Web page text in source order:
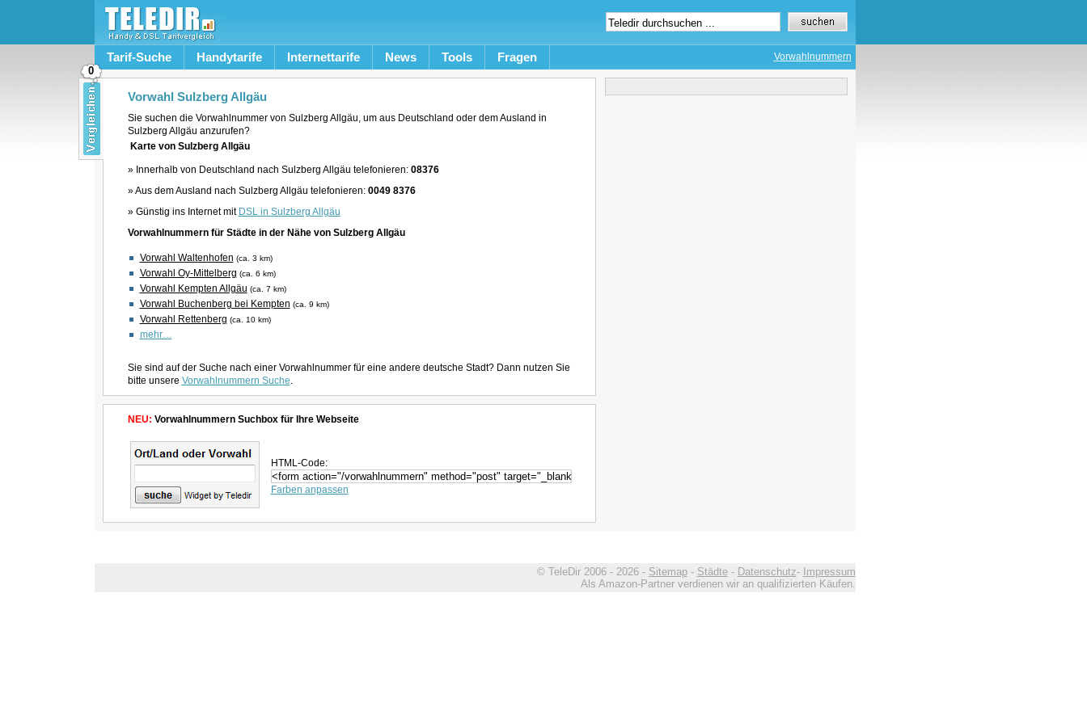
Tarif-Suche Handytarife Internettarife News Tools Fragen Vorwahlnummern
Vorwahl Sulzberg Allgäu
Sie suchen die Vorwahlnummer von Sulzberg Allgäu, um aus Deutschland oder dem Ausland in
Sulzberg Allgäu anzurufen?
Karte von Sulzberg Allgäu
» Innerhalb von Deutschland nach Sulzberg Allgäu telefonieren: 08376
» Aus dem Ausland nach Sulzberg Allgäu telefonieren: 0049 8376
» Günstig ins Internet mit DSL in Sulzberg Allgäu
Vorwahlnummern für Städte in der Nähe von Sulzberg Allgäu
Vorwahl Waltenhofen (ca. 3 km)
Vorwahl Oy-Mittelberg (ca. 6 km)
Vorwahl Kempten Allgäu (ca. 7 km)
Vorwahl Buchenberg bei Kempten (ca. 9 km)
Vorwahl Rettenberg (ca. 10 km)
mehr…
Sie sind auf der Suche nach einer Vorwahlnummer für eine andere deutsche Stadt? Dann nutzen Sie
bitte unsere Vorwahlnummern Suche.
NEU: Vorwahlnummern Suchbox für Ihre Webseite
HTML-Code:
Farben anpassen
© TeleDir 2006 - 2026 - Sitemap- Städte- Datenschutz- Impressum
Als Amazon-Partner verdienen wir an qualifizierten Käufen.
0